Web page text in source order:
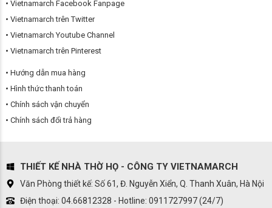
Vietnamarch Facebook Fanpage
Vietnamarch trên Twitter
Vietnamarch Youtube Channel
Vietnamarch trên Pinterest
Hướng dẫn mua hàng
Hình thức thanh toán
Chính sách vận chuyển
Chính sách đổi trả hàng
THIẾT KẾ NHÀ THỜ HỌ - CÔNG TY VIETNAMARCH
Văn Phòng thiết kế: Số 61, Đ. Nguyễn Xiển, Q. Thanh Xuân, Hà Nội
Điện thoại: 04.66812328 - Hotline: 0911727997 (24/7)